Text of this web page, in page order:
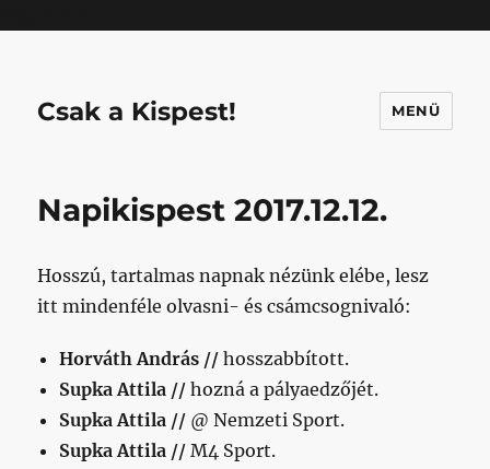
Csak a Kispest! MENÜ
Napikispest 2017.12.12.
Hosszú, tartalmas napnak nézünk elébe, lesz
itt mindenféle olvasni- és csámcsognivaló:
Horváth András //hosszabbított.
Supka Attila // hozná a pályaedzőjét.
Supka Attila // @ Nemzeti Sport.
Supka Attila // M4 Sport.